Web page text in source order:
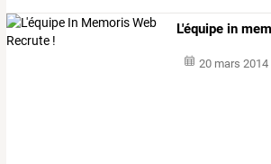
L'équipe in
20 mars 2014